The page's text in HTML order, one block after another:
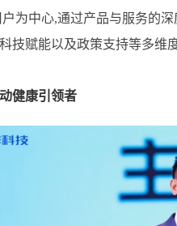
为中心,通过产品与服务的
技赋能以及政策支持等多
健康引领者